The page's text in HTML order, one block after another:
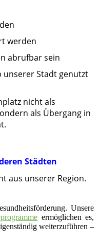
werden
abrufbar sein
Stadt genutzt
nicht als
als Übergang in
Städten
aus unserer Region.
Unsere
ermöglichen es,
weiterzuführen –